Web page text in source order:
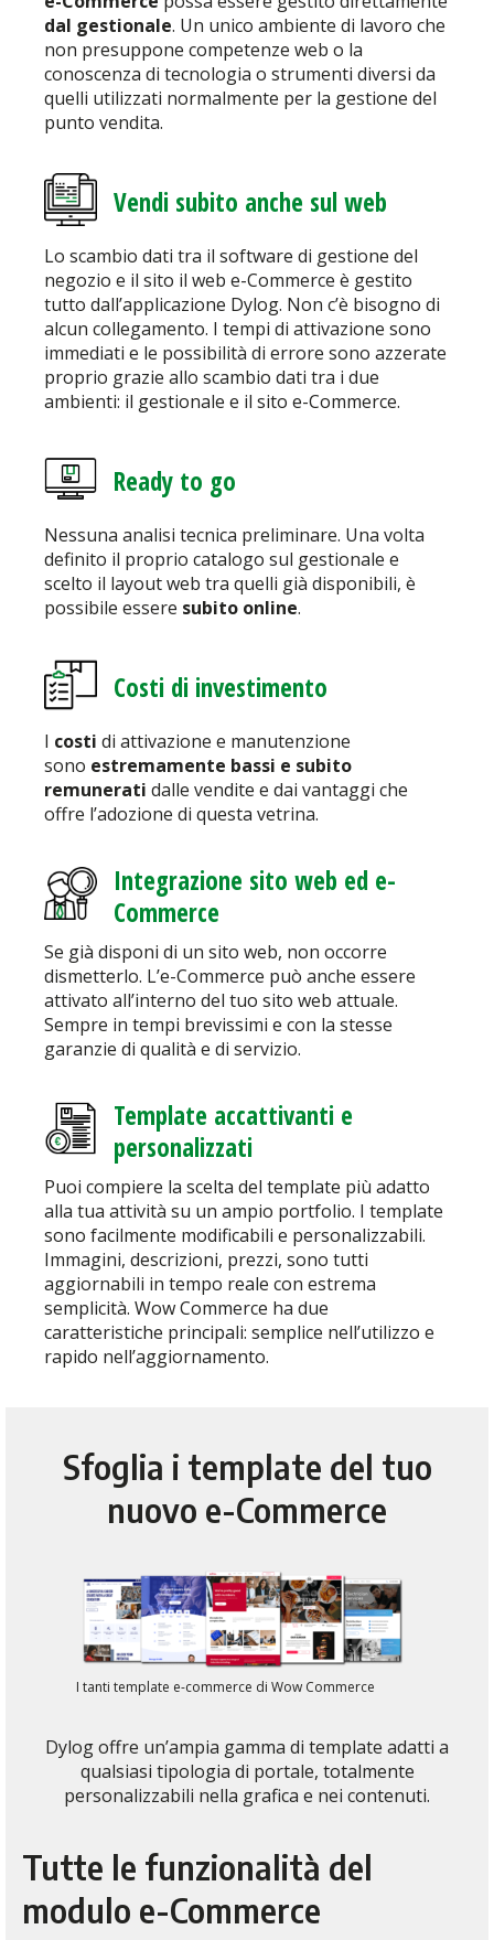
dal gestionale. Un unico ambiente di lavoro che
non presuppone competenze web o la
conoscenza di tecnologia o strumenti diversi da
quelli utilizzati normalmente per la gestione del
punto vendita.
Vendi subito anche sul web
Lo scambio dati tra il software di gestione del
negozio e il sito il web e-Commerce è gestito
tutto dall’applicazione Dylog. Non c’è bisogno di
alcun collegamento. I tempi di attivazione sono
immediati e le possibilità di errore sono azzerate
proprio grazie allo scambio dati tra i due
ambienti: il gestionale e il sito e-Commerce.
Ready to go
Nessuna analisi tecnica preliminare. Una volta
definito il proprio catalogo sul gestionale e
scelto il layout web tra quelli già disponibili, è
possibile essere subito online.
Costi di investimento
I costi di attivazione e manutenzione
sono estremamente bassi e subito
remunerati dalle vendite e dai vantaggi che
offre l’adozione di questa vetrina.
Integrazione sito web ed e-
Commerce
Se già disponi di un sito web, non occorre
dismetterlo. L’e-Commerce può anche essere
attivato all’interno del tuo sito web attuale.
Sempre in tempi brevissimi e con la stesse
garanzie di qualità e di servizio.
Template accattivanti e
personalizzati
Puoi compiere la scelta del template più adatto
alla tua attività su un ampio portfolio. I template
sono facilmente modificabili e personalizzabili.
Immagini, descrizioni, prezzi, sono tutti
aggiornabili in tempo reale con estrema
semplicità. Wow Commerce ha due
caratteristiche principali: semplice nell’utilizzo e
rapido nell’aggiornamento.
Sfoglia i template del tuo
nuovo e-Commerce
I tanti template e-commerce di Wow Commerce
Dylog offre un’ampia gamma di template adatti a
qualsiasi tipologia di portale, totalmente
personalizzabili nella grafica e nei contenuti.
Tutte le funzionalità del
modulo e-Commerce